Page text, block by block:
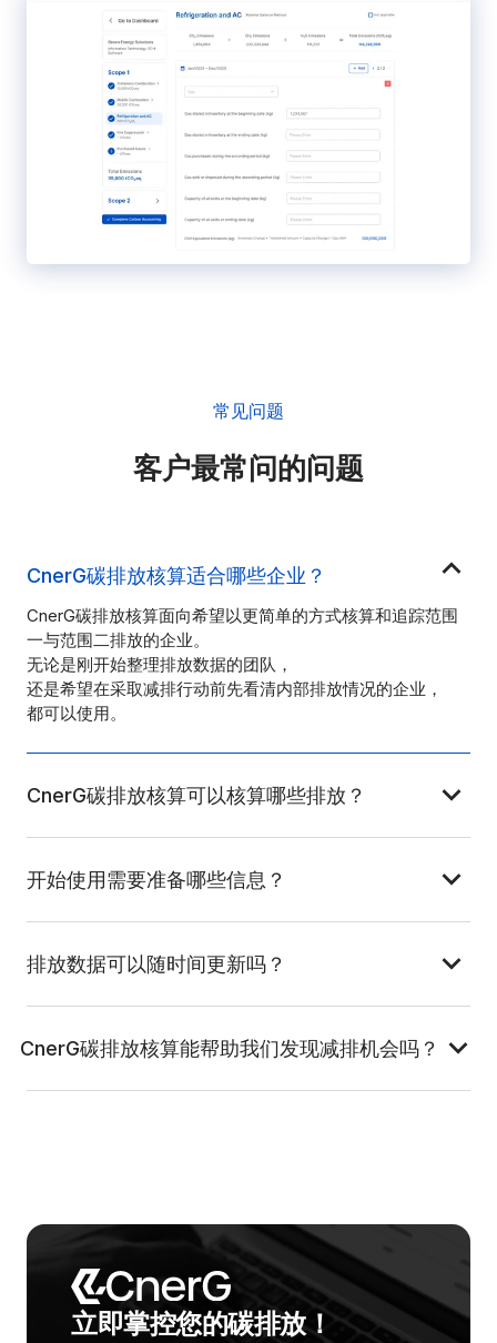
常见问题
客户最常问的问题
CnerG碳排放核算适合哪些企业？
CnerG碳排放核算面向希望以更简单的方式核算和追踪范围
一与范围二排放的企业。
无论是刚开始整理排放数据的团队，
还是希望在采取减排行动前先看清内部排放情况的企业，
都可以使用。
CnerG碳排放核算可以核算哪些排放？
开始使用需要准备哪些信息？
排放数据可以随时间更新吗？
CnerG碳排放核算能帮助我们发现减排机会吗？
立即掌控您的碳排放！